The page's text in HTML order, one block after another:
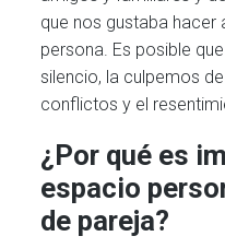
que nos gustaba
persona. Es posible
silencio, la culpemos
conflictos y el
¿Por qué es
espacio
de pareja?